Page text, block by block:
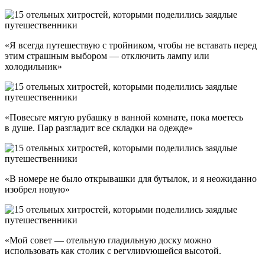
«Я всегда путешествую с тройником, чтобы не вставать перед
этим страшным выбором — отключить лампу или
холодильник»
«Повесьте мятую рубашку в ванной комнате, пока моетесь
в душе. Пар разгладит все складки на одежде»
«В номере не было открывашки для бутылок, и я неожиданно
изобрел новую»
«Мой совет — отельную гладильную доску можно
использовать как столик с регулирующейся высотой.